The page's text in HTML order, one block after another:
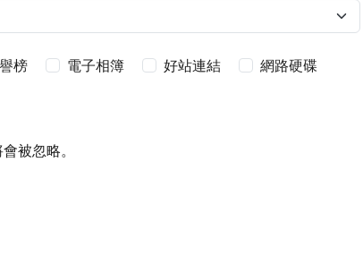
榜 電子相簿 好站連結
網路硬碟
被忽略。